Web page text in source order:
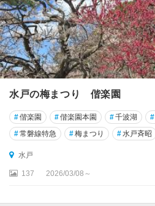
水戸の梅まつり 偕楽園
#偕楽園 #偕楽園本園 #千波湖 #
#常磐線特急 #梅まつり #水戸斉昭
水戸
137 2026/03/08～